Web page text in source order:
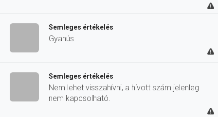
Semleges értékelés
Gyanús.
Semleges értékelés
Nem lehet visszahívni, a hívott szám jelenleg
nem kapcsolható.